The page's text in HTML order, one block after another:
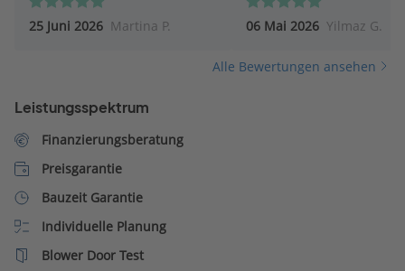
25 Juni 2026 Martina P.
ganz andere Perspektive
eröffnet sehr zu Positiv.
mit Herrn Pit Schubert.
06 Mai 2026 Yilmaz G.
Alle Bewertungen ansehen
Leistungsspektrum
Finanzierungsberatung
Preisgarantie
Bauzeit Garantie
Individuelle Planung
Blower Door Test